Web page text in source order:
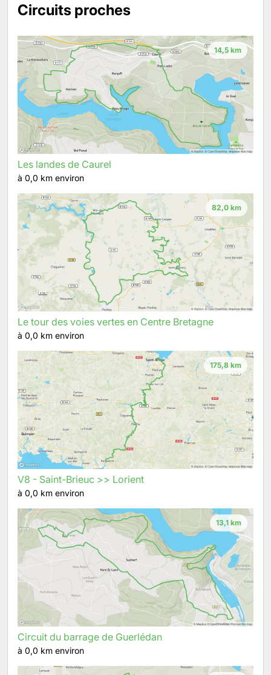
Circuits proches
14,5 km
Les landes de Caurel
à 0,0 km environ
82,0 km
Le tour des voies vertes en Centre Bretagne
à 0,0 km environ
175,8 km
V8 - Saint-Brieuc >> Lorient
à 0,0 km environ
13,1 km
Circuit du barrage de Guerlédan
à 0,0 km environ